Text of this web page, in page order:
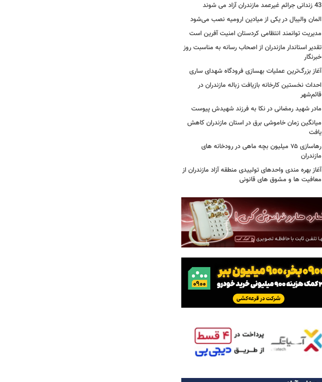
43 زندانی جرائم غیرعمد مازندران آزاد می شوند
المان والیبال در یکی از میادین ارومیه نصب می‌شود
مدیریت توانمند انتظامی کردستان امنیت آفرین است
تقدیر استاندار مازندران از اصحاب رسانه به مناسبت روز
خبرنگار
آغاز بزرگ‌ترین عملیات بهسازی فرودگاه شهدای ساری
احداث نخستین کارخانه بازیافت زباله مازندران در
قائم‌شهر
مادر شهید رمضانی در نکا به فرزند شهیدش پیوست
میانگین زمان خاموشی برق در استان مازندران کاهش
یافت
رهاسازی ۷۵ میلیون بچه ماهی در رودخانه های
مازندران
آغاز بهره مندی واحدهای تولییدی منطقه آزاد مازندران از
معافیت ها و مشوق های قانونی